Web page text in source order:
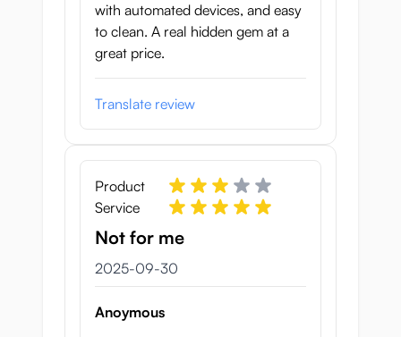
with automated devices, and easy
to clean. A real hidden gem at a
great price.
Translate review
Product
Service
Not for me
30 september 2025
2025-09-30
Anoymous